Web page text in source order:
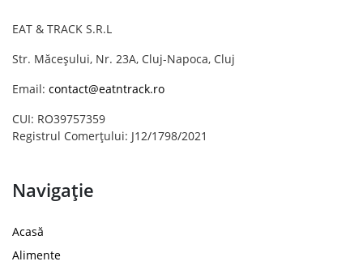
EAT & TRACK S.R.L
Str. Măceșului, Nr. 23A, Cluj-Napoca, Cluj
Email: contact@eatntrack.ro
CUI: RO39757359
Registrul Comerțului: J12/1798/2021
Navigație
Acasă
Alimente